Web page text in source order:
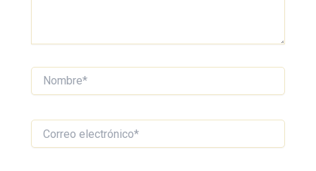
Nombre*
Correo
electrónico*